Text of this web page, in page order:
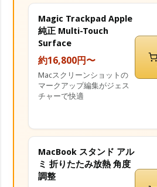
Magic Trackpad Apple
純正 Multi-Touch
Surface
約16,800円〜
Macスクリーンショットの
マークアップ編集がジェス
チャーで快適
MacBook スタンド アル
ミ 折りたたみ放熱 角度
調整